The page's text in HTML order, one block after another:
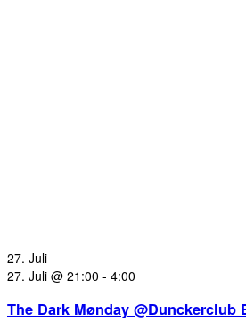
27. Juli
27. Juli @ 21:00 - 4:00
The Dark Mønday @Dunckerclub